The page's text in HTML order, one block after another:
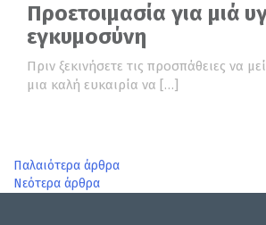
Προετοιμασία για μιά
εγκυμοσύνη
Πριν ξεκινήσετε τις προσπάθειες να
μια καλή ευκαιρία να […]
Πλοήγηση
άρθρων
Παλαιότερα άρθρα
Νεότερα άρθρα